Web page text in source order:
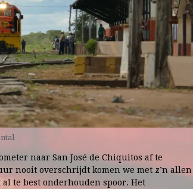
naar San José de Chiquitos af te
nooit overschrijdt komen we met z’n allen
te best onderhouden spoor. Het